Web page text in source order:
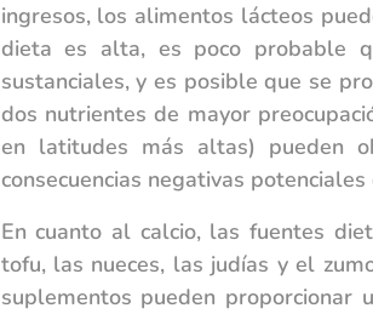
ingresos, los alimentos lácteos
dieta es alta, es poco probable
sustanciales, y es posible que se
dos nutrientes de mayor
en latitudes más altas) pueden
consecuencias negativas
En cuanto al calcio, las fuentes
tofu, las nueces, las judías y el
suplementos pueden proporcionar